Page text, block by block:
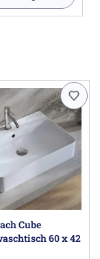
Cube
60 x 42